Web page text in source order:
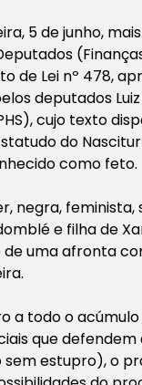
5 de junho,
de Lei nº 478,
deputados
cujo texto
do
como feto.
negra, feminista,
e filha de
uma afronta
a todo o acúmulo
que defendem
estupro), o